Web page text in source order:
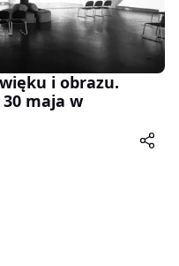
i obrazu.
30 maja w